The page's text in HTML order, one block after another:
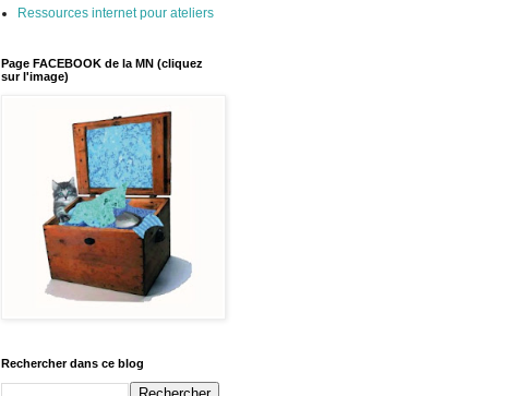
Ressources internet pour ateliers
Page FACEBOOK de la MN (cliquez
sur l'image)
Rechercher dans ce blog